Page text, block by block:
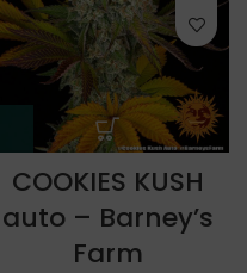
COOKIES KUSH
auto – Barney’s
Farm